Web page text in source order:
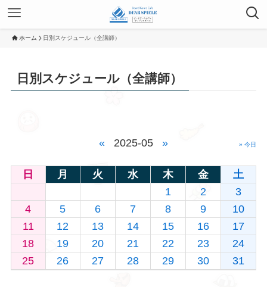
ホーム 日別スケジュール（全講師）
日別スケジュール（全講師）
« 2025-05 » » 今日
日 月 火 水 木 金
土
1
2
3
4
5 6 7 8 9
10
11
12 13 14 15 16
17
18
19 20 21 22 23
24
25
26 27 28 29 30 31